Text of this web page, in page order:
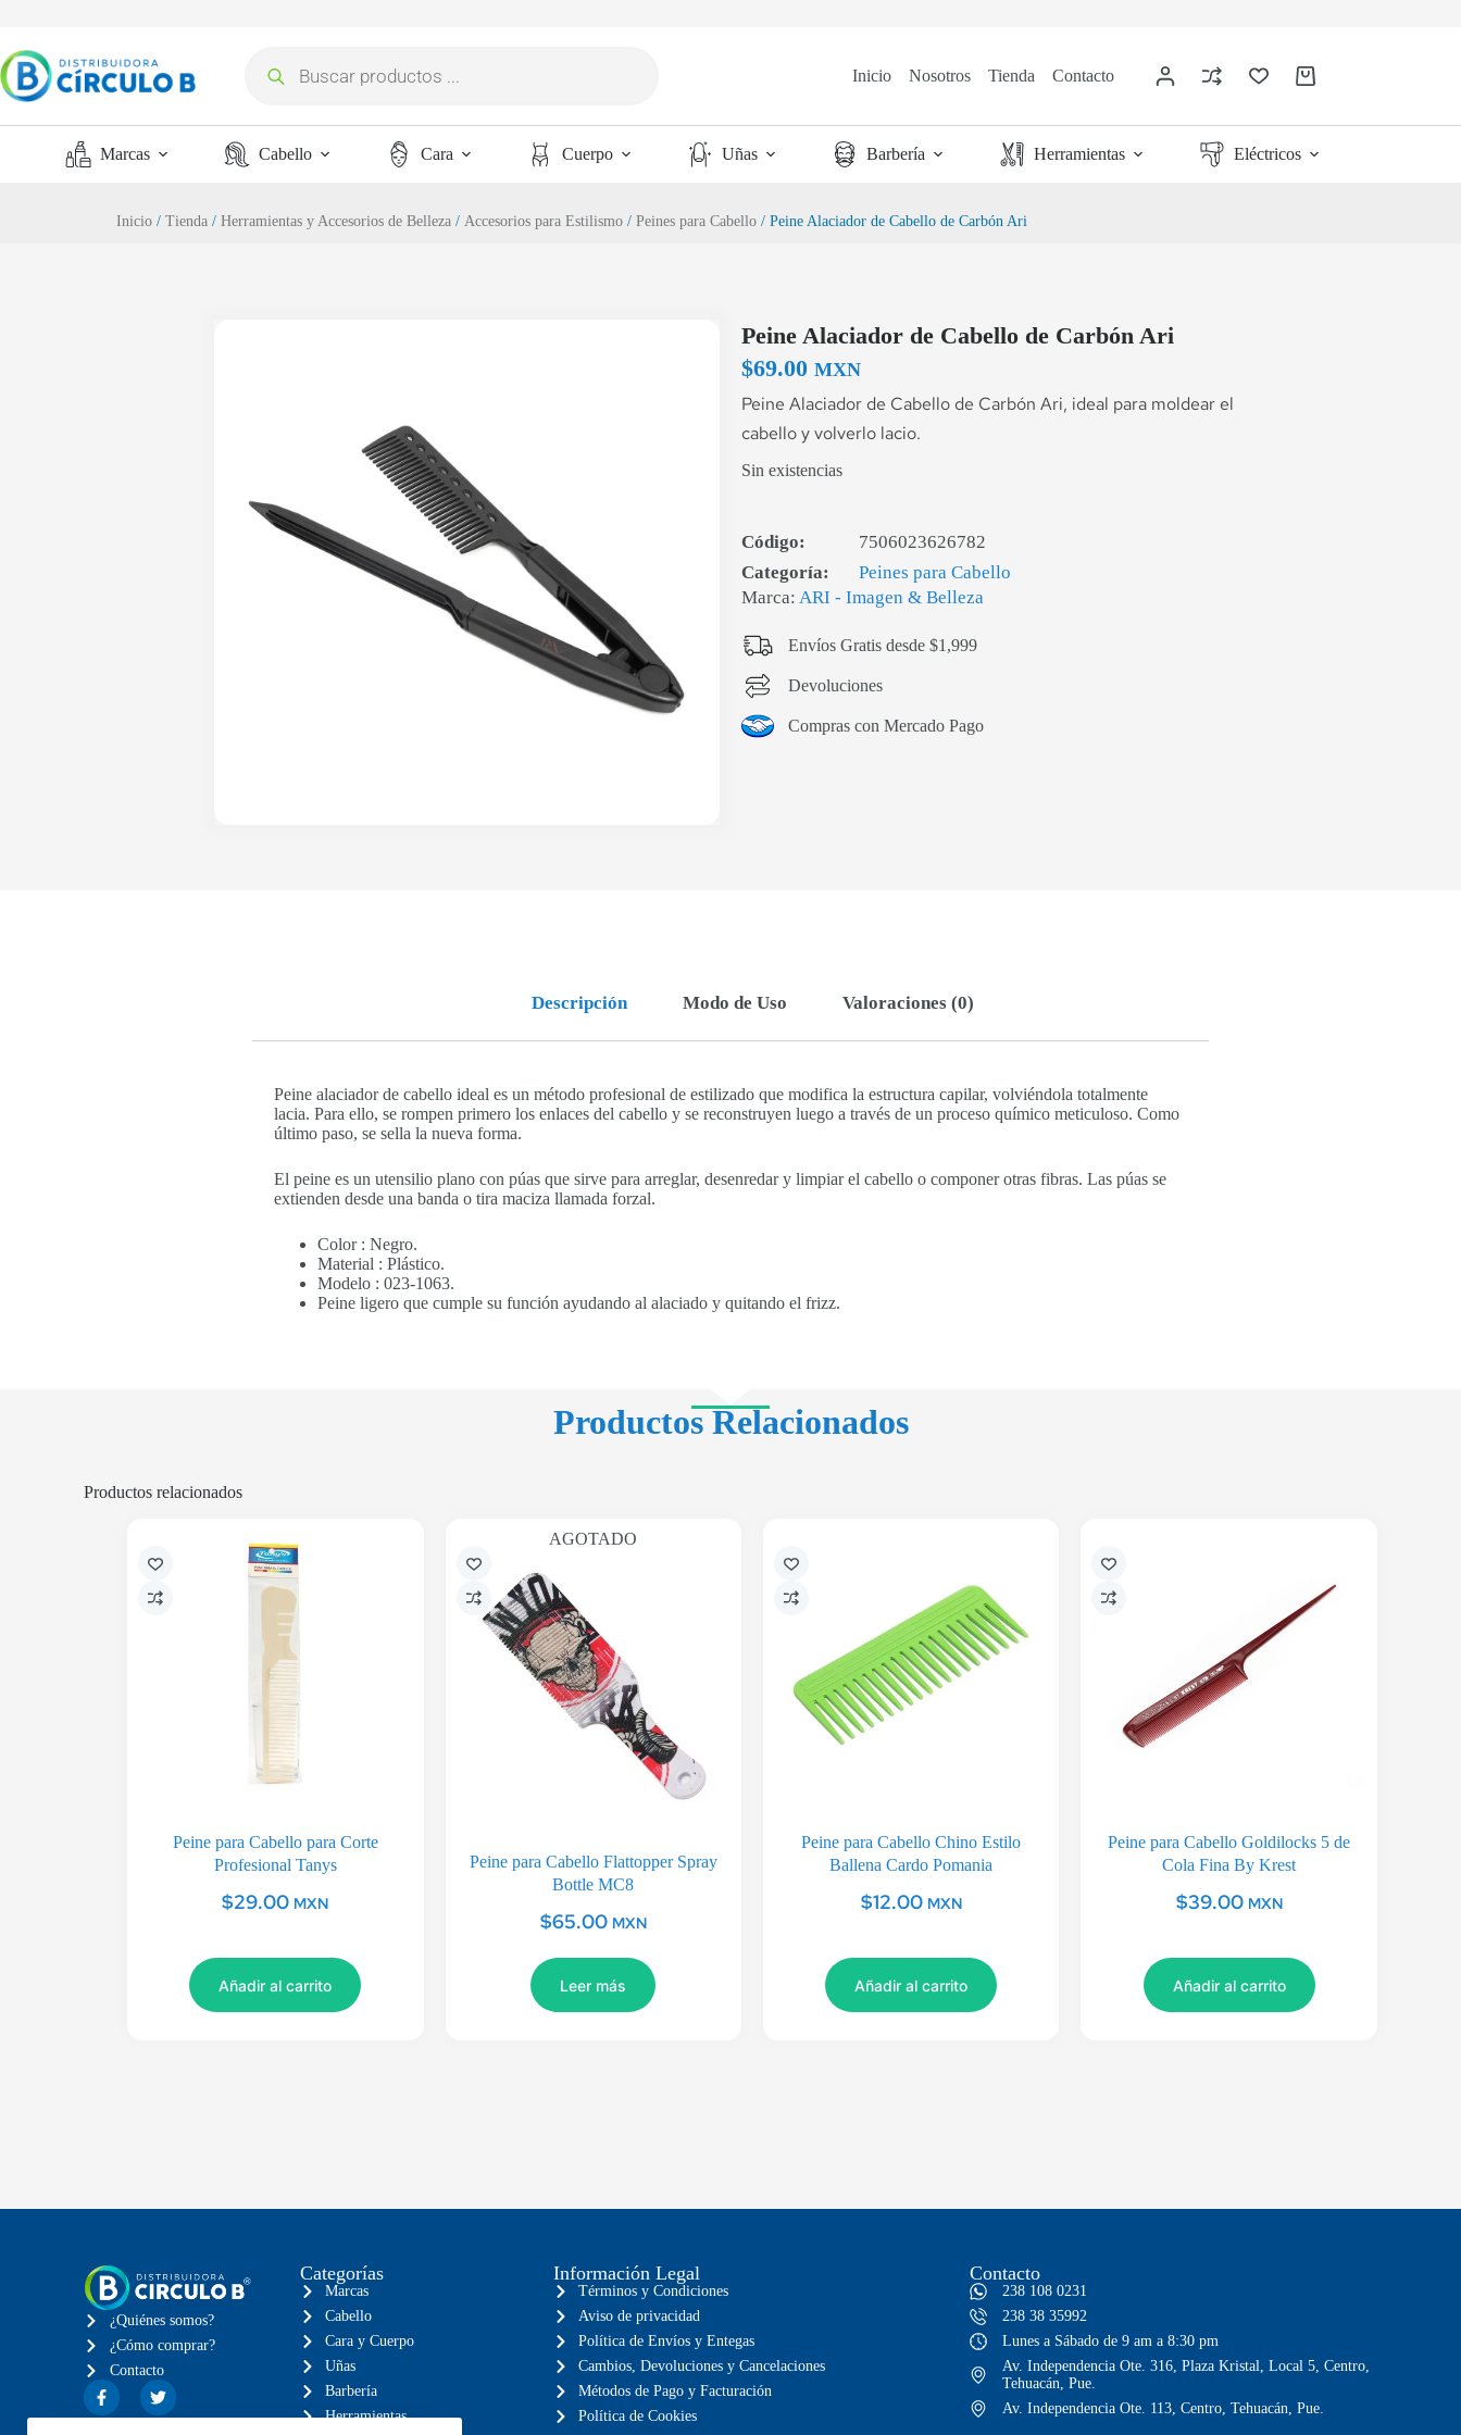
Inicio Nosotros Tienda Contacto
Marcas Cabello Cara Cuerpo Uñas Barbería Herramientas Eléctricos
Inicio /Tienda /Herramientas y Accesorios de Belleza /Accesorios para Estilismo /Peines para Cabello / Peine Alaciador de Cabello de Carbón Ari
Peine Alaciador de Cabello de Carbón Ari
$69.00 MXN
Peine Alaciador de Cabello de Carbón Ari, ideal para moldear el
cabello y volverlo lacio.
Sin existencias
Código:
7506023626782
Categoría:
Peines para Cabello
Marca: ARI - Imagen & Belleza
Envíos Gratis desde $1,999
Devoluciones
Compras con Mercado Pago
Descripción Modo de Uso Valoraciones (0)
Peine alaciador de cabello ideal es un método profesional de estilizado que modifica la estructura capilar, volviéndola totalmente
lacia. Para ello, se rompen primero los enlaces del cabello y se reconstruyen luego a través de un proceso químico meticuloso. Como
último paso, se sella la nueva forma.
El peine es un utensilio plano con púas que sirve para arreglar, desenredar y limpiar el cabello o componer otras fibras. Las púas se
extienden desde una banda o tira maciza llamada forzal.
Color : Negro.
Material : Plástico.
Modelo : 023-1063.
Peine ligero que cumple su función ayudando al alaciado y quitando el frizz.
Productos Relacionados
Productos relacionados
Peine para Cabello para Corte
Profesional Tanys
$29.00 MXN
Añadir al carrito
AGOTADO
Peine para Cabello Flattopper Spray
Bottle MC8
$65.00 MXN
Leer más
Peine para Cabello Chino Estilo
Ballena Cardo Pomania
$12.00 MXN
Añadir al carrito
Peine para Cabello Goldilocks 5 de
Cola Fina By Krest
$39.00 MXN
Añadir al carrito
¿Quiénes somos?
¿Cómo comprar?
Contacto
Categorías
Marcas
Cabello
Cara y Cuerpo
Uñas
Barbería
Herramientas
Información Legal
Términos y Condiciones
Aviso de privacidad
Política de Envíos y Entegas
Cambios, Devoluciones y Cancelaciones
Métodos de Pago y Facturación
Política de Cookies
Contacto
238 108 0231
238 38 35992
Lunes a Sábado de 9 am a 8:30 pm
Av. Independencia Ote. 316, Plaza Kristal, Local 5, Centro,
Tehuacán, Pue.
Av. Independencia Ote. 113, Centro, Tehuacán, Pue.